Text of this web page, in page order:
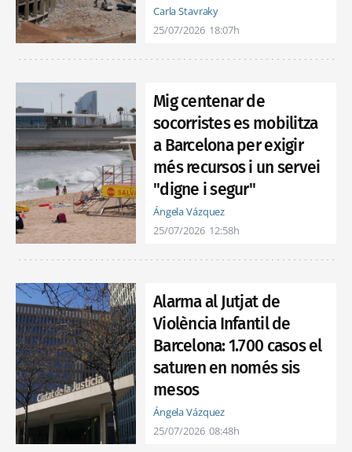
Carla Stavraky
25/07/2026 18:07h
Mig centenar de
socorristes es mobilitza
a Barcelona per exigir
més recursos i un servei
"digne i segur"
Ángela Vázquez
25/07/2026 12:58h
Alarma al Jutjat de
Violència Infantil de
Barcelona: 1.700 casos el
saturen en només sis
mesos
Ángela Vázquez
25/07/2026 08:48h